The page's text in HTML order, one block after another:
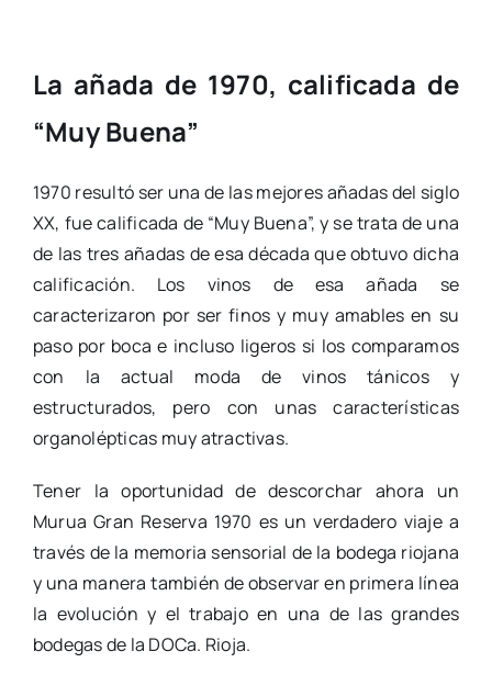
La añada de 1970, calificada de
“Muy Buena”
1970 resultó ser una de las mejores añadas del siglo
XX, fue calificada de “Muy Buena”, y se trata de una
de las tres añadas de esa década que obtuvo dicha
calificación. Los vinos de esa añada se
caracterizaron por ser finos y muy amables en su
paso por boca e incluso ligeros si los comparamos
con la actual moda de vinos tánicos y
estructurados, pero con unas características
organolépticas muy atractivas.
Tener la oportunidad de descorchar ahora un
Murua Gran Reserva 1970 es un verdadero viaje a
través de la memoria sensorial de la bodega riojana
y una manera también de observar en primera línea
la evolución y el trabajo en una de las grandes
bodegas de la DOCa. Rioja.